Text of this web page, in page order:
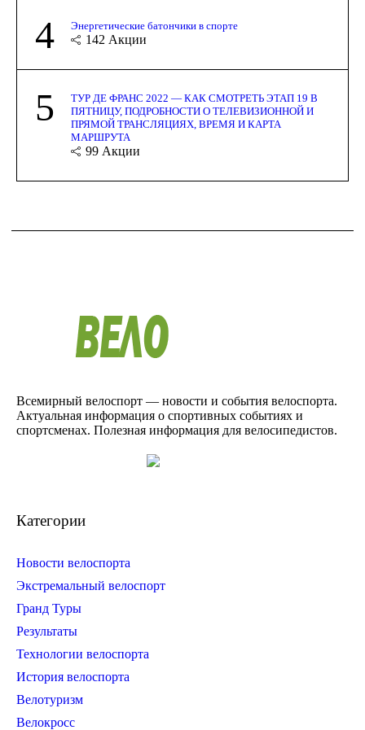
4 Энергетические батончики в спорте
142 Акции
5
ТУР ДЕ ФРАНС 2022 — КАК СМОТРЕТЬ ЭТАП 19 В
ПЯТНИЦУ, ПОДРОБНОСТИ О ТЕЛЕВИЗИОННОЙ И
ПРЯМОЙ ТРАНСЛЯЦИЯХ, ВРЕМЯ И КАРТА
МАРШРУТА
99 Акции
Всемирный велоспорт — новости и события велоспорта.
Актуальная информация о спортивных событиях и
спортсменах. Полезная информация для велосипедистов.
Категории
Новости велоспорта
Экстремальный велоспорт
Гранд Туры
Результаты
Технологии велоспорта
История велоспорта
Велотуризм
Велокросс